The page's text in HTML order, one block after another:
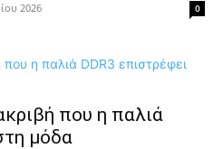
2026 0
που η παλιά
μόδα